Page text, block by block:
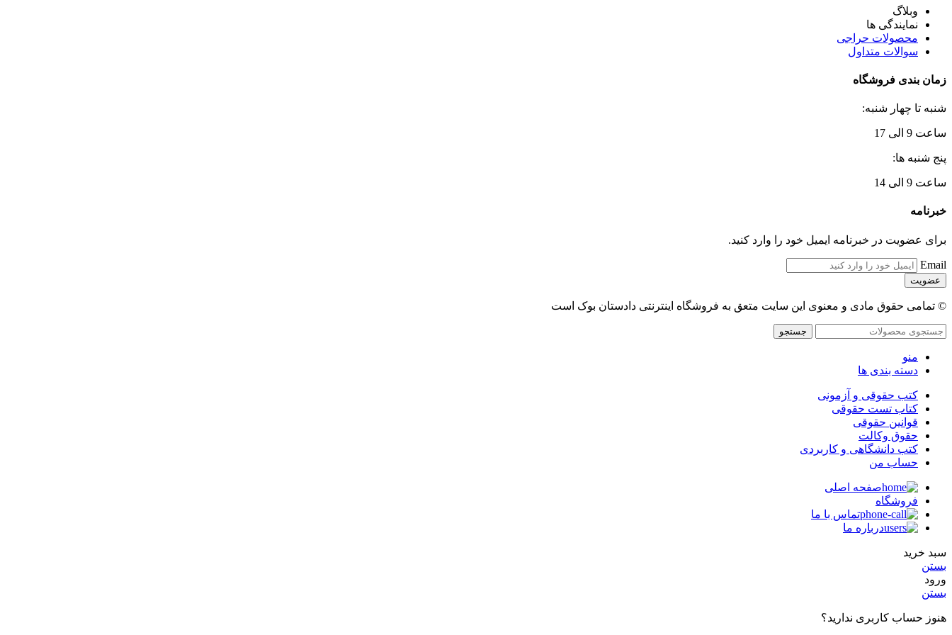
وبلاگ
نمایندگی ها
محصولات حراجی
سوالات متداول
زمان بندی فروشگاه
شنبه تا چهار شنبه:
ساعت 9 الی 17
پنج شنبه ها:
ساعت 9 الی 14
خبرنامه
برای عضویت در خبرنامه ایمیل خود را وارد کنید.
Email
© تمامی حقوق مادی و معنوی این سایت متعق به فروشگاه اینترنتی دادستان بوک است
جستجو
منو
دسته بندی ها
کتب حقوقی و آزمونی
کتاب تست حقوقی
قوانین حقوقی
حقوق وکالت
کتب دانشگاهی و کاربردی
حساب من
صفحه اصلی
فروشگاه
تماس با ما
درباره ما
سبد خرید
بستن
ورود
بستن
هنوز حساب کاربری ندارید؟